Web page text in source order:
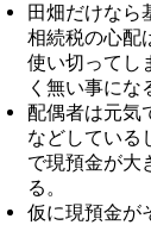
田畑だけなら
相続税の心配
使い切ってし
く無い事にな
配偶者は元気
などしている
で現預金が大
る。
仮に現預金が